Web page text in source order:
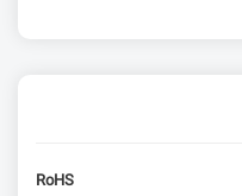
RoHS